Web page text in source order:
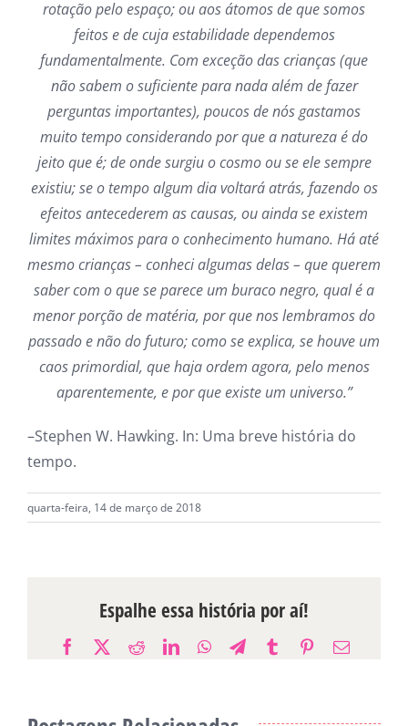
rotação pelo espaço; ou aos átomos de que somos
feitos e de cuja estabilidade dependemos
fundamentalmente. Com exceção das crianças (que
não sabem o suficiente para nada além de fazer
perguntas importantes), poucos de nós gastamos
muito tempo considerando por que a natureza é do
jeito que é; de onde surgiu o cosmo ou se ele sempre
existiu; se o tempo algum dia voltará atrás, fazendo os
efeitos antecederem as causas, ou ainda se existem
limites máximos para o conhecimento humano. Há até
mesmo crianças – conheci algumas delas – que querem
saber com o que se parece um buraco negro, qual é a
menor porção de matéria, por que nos lembramos do
passado e não do futuro; como se explica, se houve um
caos primordial, que haja ordem agora, pelo menos
aparentemente, e por que existe um universo.”
–Stephen W. Hawking. In: Uma breve história do
tempo.
quarta-feira, 14 de março de 2018
Espalhe essa história por aí!
Facebook
X RedditLinkedInWhatsApp
Telegram
TumblrPinterest
E-